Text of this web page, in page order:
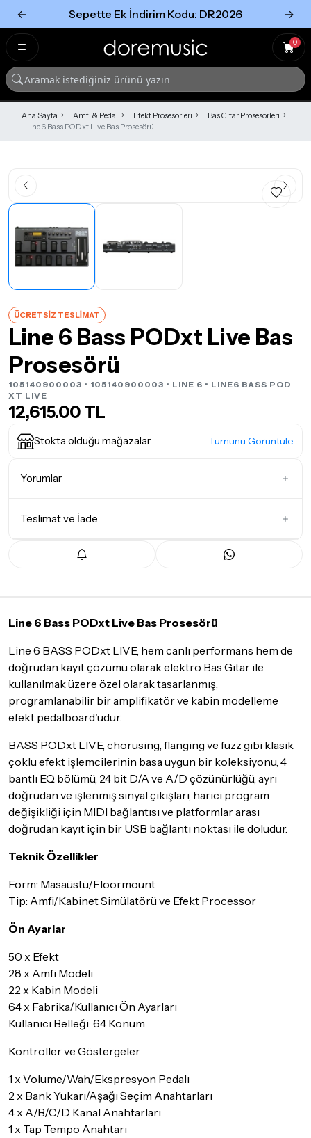
← Sepette Ek İndirim Kodu: DR2026 →
0
Ana Sayfa Amfi & Pedal Efekt Prosesörleri
Bas Gitar Prosesörleri
Line 6 Bass PODxt Live Bas Prosesörü
ÜCRETSİZ TESLİMAT
Line 6 Bass PODxt Live Bas
Prosesörü
105140900003 • 105140900003 • LINE 6 • LINE6 BASS POD
XT LIVE
12,615.00 TL
Stokta olduğu mağazalar Tümünü Görüntüle
Yorumlar
Teslimat ve İade
Teslimat Koşulları
tatil günlerinde teslimat yapılamamaktadır.
Seçtiğiniz ürünlerin tamamı doremusic Sevkiyat Ekibiya da
Aras Kargo
garantisi ile adresinize teslim edilecektir.
Detaylar içintıklayınız
İade Koşulları
tarihinden itibaren14 Gün içerisinde iade edebilir ya da
değiştirebilirsiniz.
İadesi ve değişimi mümkün olmayan ürünler içintıklayınız.
İade ve değişimi talep edilecek ürünün ticari vasfını yitirmemiş
olması, ambalajının korunmuş, aksesuar ve tüm ürün içeriğinin
eksiksiz olması gerekmektedir. Satın almış olduğunuz ürünü
göndermeden önce mutlaka
geçerek bilgi veriniz.
İade ve değişim koşulları, ürün kategorilerine göre farklılık
gösterebilir. Lütfen satın almadan önce ilgili ürünün
Line 6 Bass PODxt Live Bas Prosesörü
Line 6 BASS PODxt LIVE, hem canlı performans hem de
doğrudan kayıt çözümü olarak elektro Bas Gitar ile
kullanılmak üzere özel olarak tasarlanmış,
programlanabilir bir amplifikatör ve kabin modelleme
efekt pedalboard'udur.
BASS PODxt LIVE, chorusing, flanging ve fuzz gibi klasik
çoklu efekt işlemcilerinin basa uygun bir koleksiyonu, 4
bantlı EQ bölümü, 24 bit D/A ve A/D çözünürlüğü, ayrı
doğrudan ve işlenmiş sinyal çıkışları, harici program
değişikliği için MIDI bağlantısı ve platformlar arası
doğrudan kayıt için bir USB bağlantı noktası ile doludur.
Teknik Özellikler
Form: Masaüstü/Floormount
Tip: Amfi/Kabinet Simülatörü ve Efekt Processor
Ön Ayarlar
50 x Efekt
28 x Amfi Modeli
22 x Kabin Modeli
64 x Fabrika/Kullanıcı Ön Ayarları
Kullanıcı Belleği: 64 Konum
Kontroller ve Göstergeler
1 x Volume/Wah/Ekspresyon Pedalı
2 x Bank Yukarı/Aşağı Seçim Anahtarları
4 x A/B/C/D Kanal Anahtarları
1 x Tap Tempo Anahtarı
Tümünü Gör
Tümünü gör